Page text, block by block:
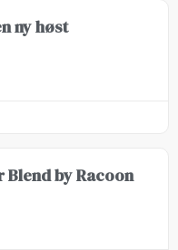
ny høst
by Racoon